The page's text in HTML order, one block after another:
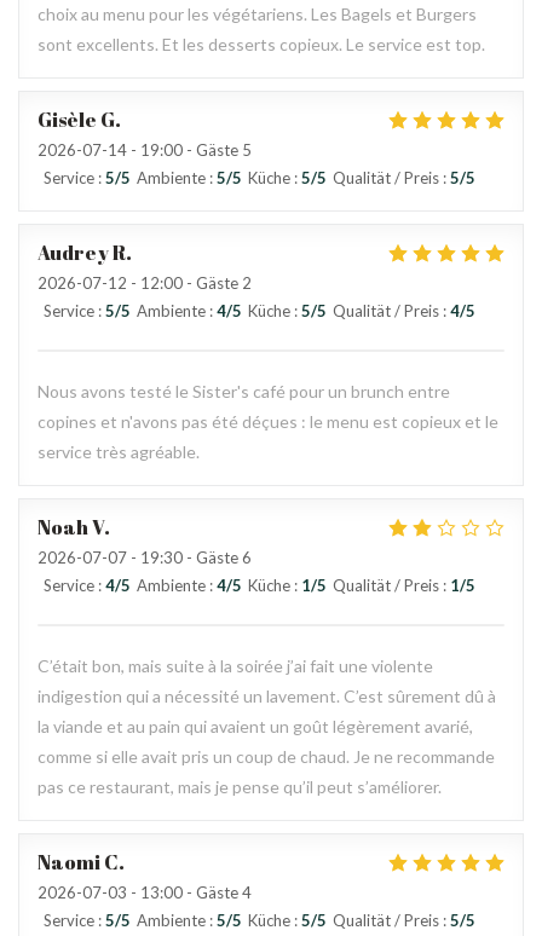
choix au menu pour les végétariens. Les Bagels et Burgers
sont excellents. Et les desserts copieux. Le service est top.
Gisèle G
2026-07-14 - 19:00 - Gäste 5
Service :5/5 Ambiente :5/5 Küche :5/5 Qualität / Preis :5/5
AudreyR
2026-07-12 - 12:00 - Gäste 2
Service :5/5 Ambiente :4/5 Küche :5/5 Qualität / Preis :4/5
Nous avons testé le Sister's café pour un brunch entre
copines et n'avons pas été déçues : le menu est copieux et le
service très agréable.
NoahV
2026-07-07 - 19:30 - Gäste 6
Service :4/5 Ambiente :4/5 Küche : 1/5 Qualität / Preis : 1/5
C’était bon, mais suite à la soirée j’ai fait une violente
indigestion qui a nécessité un lavement. C’est sûrement dû à
la viande et au pain qui avaient un goût légèrement avarié,
comme si elle avait pris un coup de chaud. Je ne recommande
pas ce restaurant, mais je pense qu’il peut s’améliorer.
NaomiC
2026-07-03 - 13:00 - Gäste 4
Service :5/5 Ambiente :5/5 Küche :5/5 Qualität / Preis :5/5